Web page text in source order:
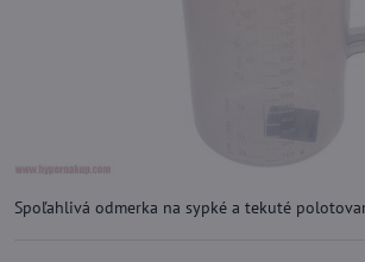
Spoľahlivá odmerka na sypké a tekuté